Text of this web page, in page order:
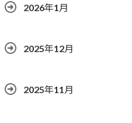
2026年1月
2025年12月
2025年11月